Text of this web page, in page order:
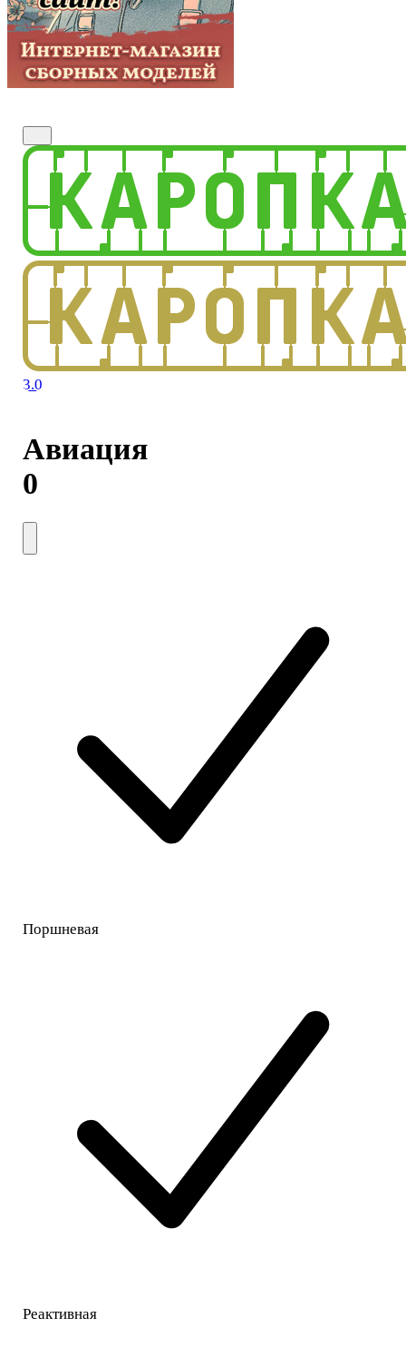
3.0
Авиация
0
Поршневая
Реактивная